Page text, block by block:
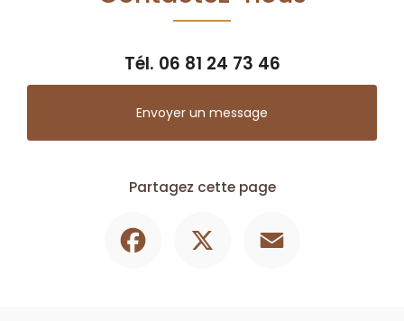
Tél. 06 81 24 73 46
Envoyer un message
Partagez cette page